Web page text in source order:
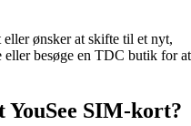
ønsker at skifte til et nyt,
eller besøge en TDC butik for at
SIM-kort?